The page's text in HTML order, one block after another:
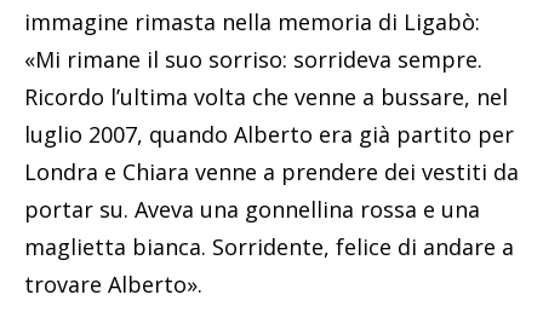
immagine rimasta nella memoria di Ligabò:
«Mi rimane il suo sorriso: sorrideva sempre.
Ricordo l’ultima volta che venne a bussare, nel
luglio 2007, quando Alberto era già partito per
Londra e Chiara venne a prendere dei vestiti da
portar su. Aveva una gonnellina rossa e una
maglietta bianca. Sorridente, felice di andare a
trovare Alberto».